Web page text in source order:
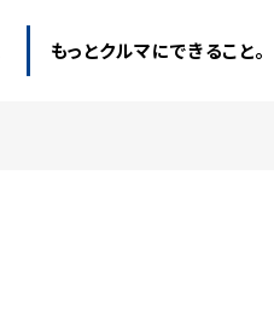
もっとクルマにできること。